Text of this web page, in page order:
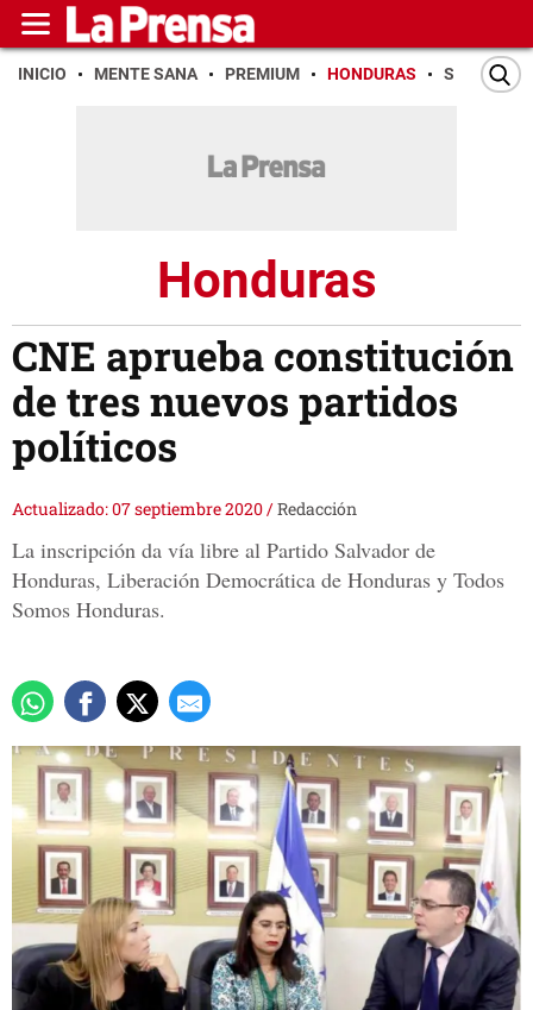
INICIO MENTE SANA PREMIUM HONDURAS SAN PEDRO
Honduras
CNE aprueba constitución
de tres nuevos partidos
políticos
Actualizado: 07 septiembre 2020/Redacción
La inscripción da vía libre al Partido Salvador de
Honduras, Liberación Democrática de Honduras y Todos
Somos Honduras.